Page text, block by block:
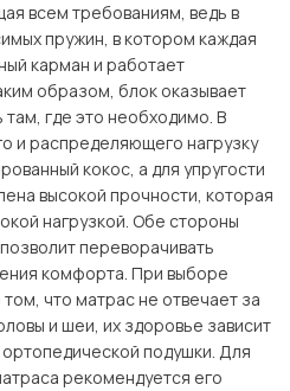
всем требованиям, ведь в
пружин, в котором каждая
карман и работает
образом, блок оказывает
где это необходимо. В
и распределяющего нагрузку
кокос, а для упругости
высокой прочности, которая
нагрузкой. Обе стороны
переворачивать
комфорта. При выборе
что матрас не отвечает за
и шеи, их здоровье зависит
подушки. Для
рекомендуется его